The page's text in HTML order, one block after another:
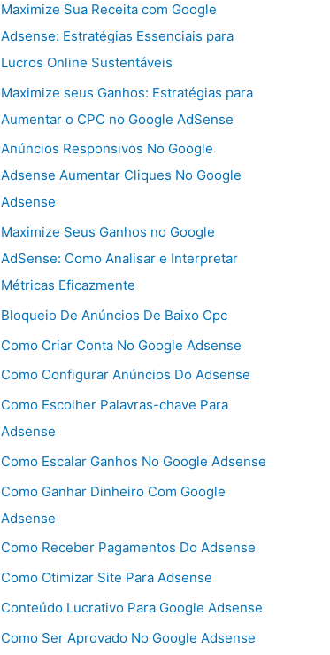
Maximize Sua Receita com Google
Adsense: Estratégias Essenciais para
Lucros Online Sustentáveis
Maximize seus Ganhos: Estratégias para
Aumentar o CPC no Google AdSense
Anúncios Responsivos No Google
Adsense Aumentar Cliques No Google
Adsense
Maximize Seus Ganhos no Google
AdSense: Como Analisar e Interpretar
Métricas Eficazmente
Bloqueio De Anúncios De Baixo Cpc
Como Criar Conta No Google Adsense
Como Configurar Anúncios Do Adsense
Como Escolher Palavras-chave Para
Adsense
Como Escalar Ganhos No Google Adsense
Como Ganhar Dinheiro Com Google
Adsense
Como Receber Pagamentos Do Adsense
Como Otimizar Site Para Adsense
Conteúdo Lucrativo Para Google Adsense
Como Ser Aprovado No Google Adsense